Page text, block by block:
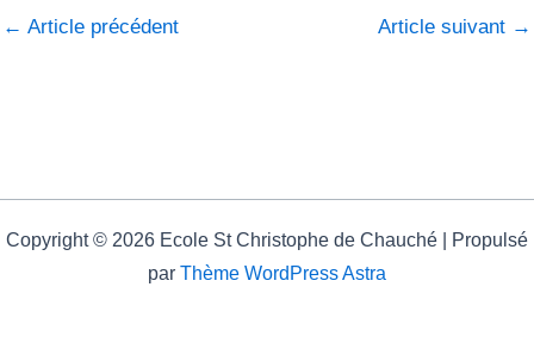
← Article précédent Article suivant →
Copyright © 2026 Ecole St Christophe de Chauché | Propulsé
par Thème WordPress Astra